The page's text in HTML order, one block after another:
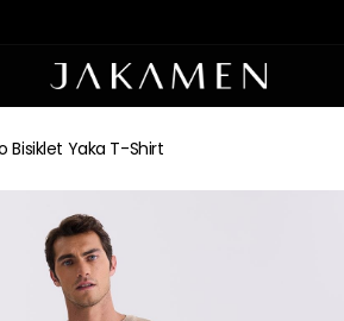
Bisiklet Yaka T-Shirt